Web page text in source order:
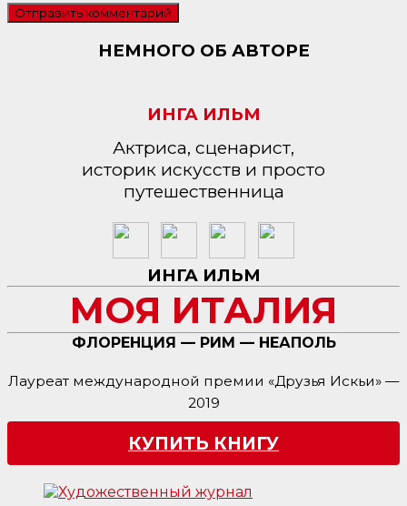
НЕМНОГО ОБ АВТОРЕ
ИНГА ИЛЬМ
Актриса, сценарист,
историк искусств и просто
путешественница
ИНГА ИЛЬМ
МОЯ ИТАЛИЯ
ФЛОРЕНЦИЯ — РИМ — НЕАПОЛЬ
Лауреат международной премии «Друзья Искьи» —
2019
КУПИТЬ КНИГУ